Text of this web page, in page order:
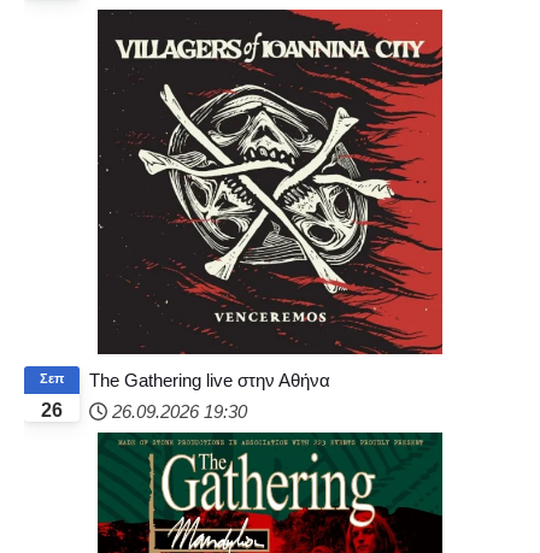
26
Σεπ
The Gathering live στην Αθήνα
26.09.2026 19:30